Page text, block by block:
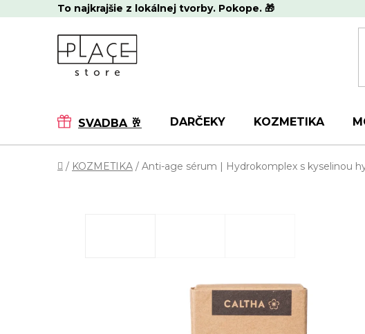
na
To najkrajšie z lokálnej tvorby. Pokope. 🎁
SVADBA 🥂 DARČEKY KOZMETIKA
Domov
/ KOZMETIKA / Anti-age sérum | Hydrokomplex s kyselinou